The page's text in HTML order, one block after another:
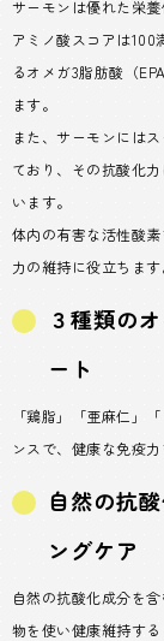
サーモンは優れた栄養
アミノ酸スコアは100
るオメガ3脂肪酸（
ます。
また、サーモンには
ており、その抗酸化
います。
体内の有害な活性酸
力の維持に役立ちます
３種類の
ート
「鶏脂」「亜麻仁」
ンスで、健康な免疫
自然の抗
ングケア
自然の抗酸化成分を
物を使い健康維持す